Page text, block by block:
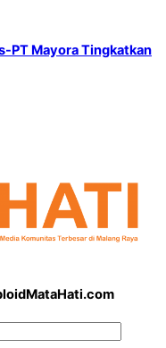
PT Mayora Tingkatkan